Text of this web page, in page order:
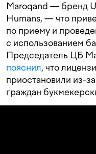
Maroqand — бренд
Humans, — что
по приему и
с использованием
Председатель ЦБ
пояснил, что
приостановили из-
граждан